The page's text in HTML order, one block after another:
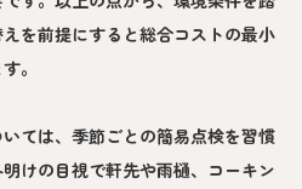
を前提にすると総合コストの最小
。
ては、季節ごとの簡易点検を習慣
けの目視で軒先や雨樋、コーキン